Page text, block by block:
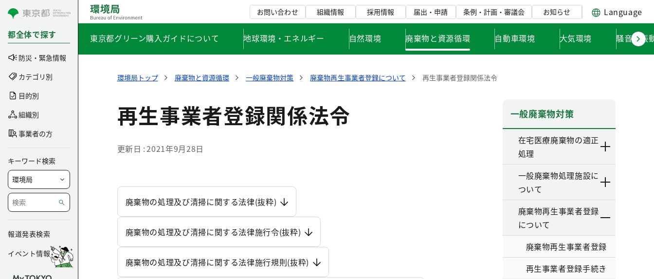
コンテンツにスキップ
都全体で探す
防災・緊急情報
カテゴリ別
目的別
組織別
事業者の方
キーワード検索
報道発表検索
イベント情報
お問い合わせ 組織情報 採用情報 届出・申請 条例・計画・審議会 お知らせ Language
東京都グリーン購入ガイドについて 地球環境・エネルギー 自然環境 廃棄物と資源循環 自動車環境 大気環境 騒音・振
環境局トップ 廃棄物と資源循環 一般廃棄物対策 廃棄物再生事業者登録について 再生事業者登録関係法令
再生事業者登録関係法令
更新日 2021年9月28日
廃棄物の処理及び清掃に関する法律(抜粋)
廃棄物の処理及び清掃に関する法律施行令(抜粋)
廃棄物の処理及び清掃に関する法律施行規則(抜粋)
一般廃棄物対策
在宅医療廃棄物の適正
処理
一般廃棄物処理施設に
ついて
廃棄物再生事業者登録
について
廃棄物再生事業者登録
再生事業者登録手続き